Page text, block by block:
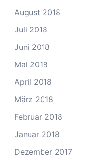
August 2018
Juli 2018
Juni 2018
Mai 2018
April 2018
März 2018
Februar 2018
Januar 2018
Dezember 2017